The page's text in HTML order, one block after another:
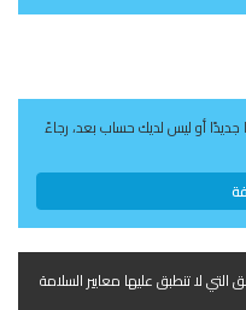
أو ليس لديك حساب بعد، رجاءً
التي لا تنطبق عليها معايير السلامة